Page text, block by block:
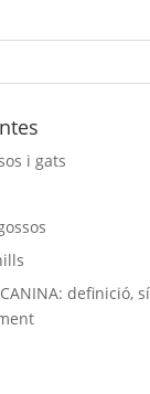
i gats
CANINA: definició,